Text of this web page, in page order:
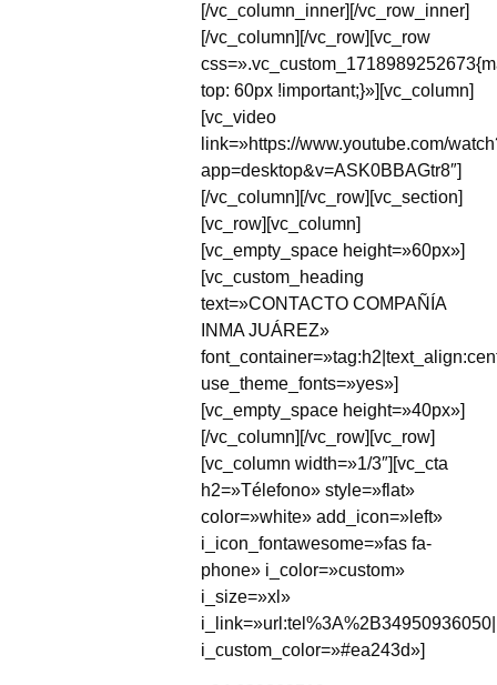
[/vc_column_inner][/vc_row_inner]
[/vc_column][/vc_row][vc_row
top: 60px !important;}»][vc_column]
[vc_video
link=»https://www.youtube.com/
app=desktop&v=ASK0BBAGtr8″]
[/vc_column][/vc_row][vc_section]
[vc_row][vc_column]
[vc_empty_space height=»60px»]
[vc_custom_heading
text=»CONTACTO COMPAÑÍA
INMA JUÁREZ»
use_theme_fonts=»yes»]
[vc_empty_space height=»40px»]
[/vc_column][/vc_row][vc_row]
[vc_column width=»1/3″][vc_cta
h2=»Télefono» style=»flat»
color=»white» add_icon=»left»
i_icon_fontawesome=»fas fa-
phone» i_color=»custom»
i_size=»xl»
i_custom_color=»#ea243d»]